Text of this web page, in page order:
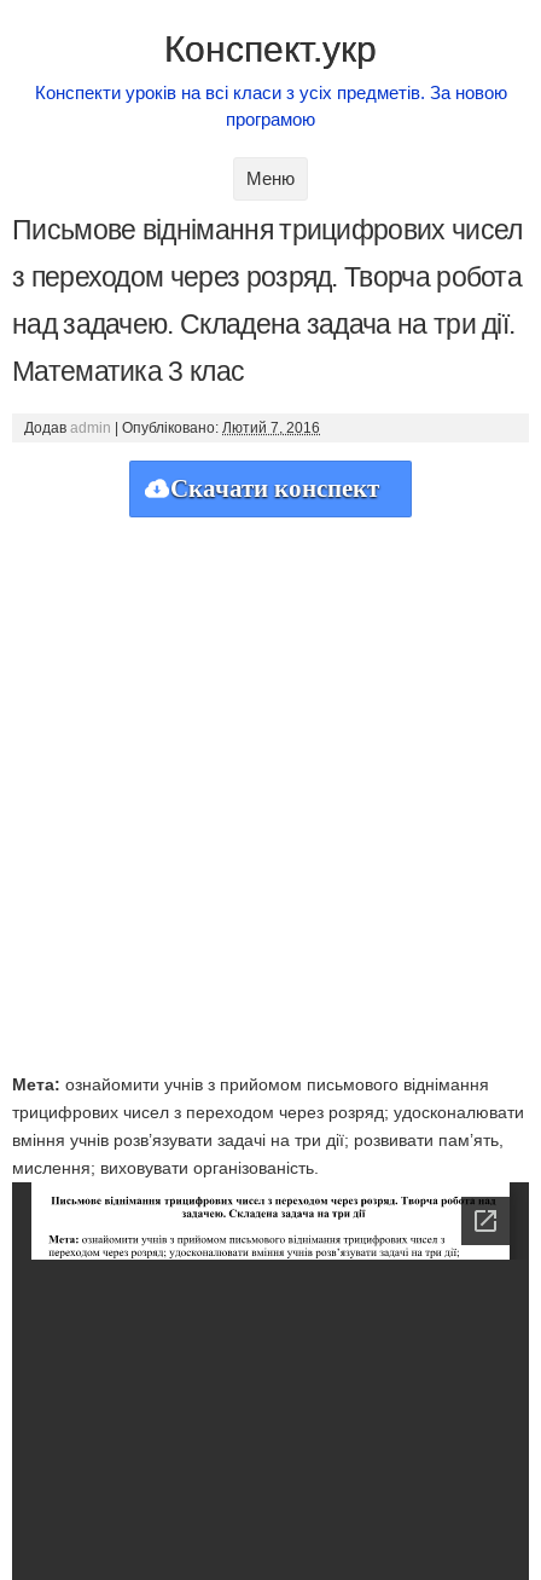
Конспект.укр
Конспекти уроків на всі класи з усіх предметів. За новою
програмою
Меню
Письмове віднімання трицифрових чисел
з переходом через розряд. Творча робота
над задачею. Складена задача на три дії.
Математика 3 клас
Додав admin Опубліковано: Лютий 7, 2016
Скачати конспект
Мета: ознайомити учнів з прийомом письмового віднімання
трицифрових чисел з переходом через розряд; удосконалювати
вміння учнів розв’язувати задачі на три дії; розвивати пам’ять,
мислення; виховувати організованість.